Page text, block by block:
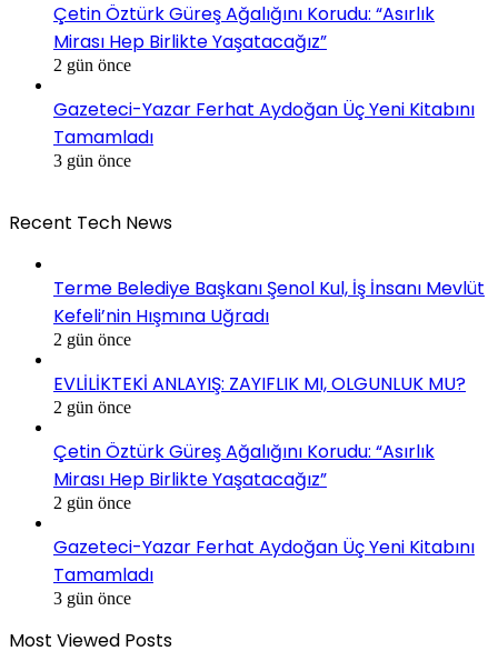
Çetin Öztürk Güreş Ağalığını Korudu: “Asırlık
Mirası Hep Birlikte Yaşatacağız”
2 gün önce
Gazeteci-Yazar Ferhat Aydoğan Üç Yeni Kitabını
Tamamladı
3 gün önce
Recent Tech News
Terme Belediye Başkanı Şenol Kul, İş İnsanı Mevlüt
Kefeli’nin Hışmına Uğradı
2 gün önce
EVLİLİKTEKİ ANLAYIŞ: ZAYIFLIK MI, OLGUNLUK MU?
2 gün önce
Çetin Öztürk Güreş Ağalığını Korudu: “Asırlık
Mirası Hep Birlikte Yaşatacağız”
2 gün önce
Gazeteci-Yazar Ferhat Aydoğan Üç Yeni Kitabını
Tamamladı
3 gün önce
Most Viewed Posts